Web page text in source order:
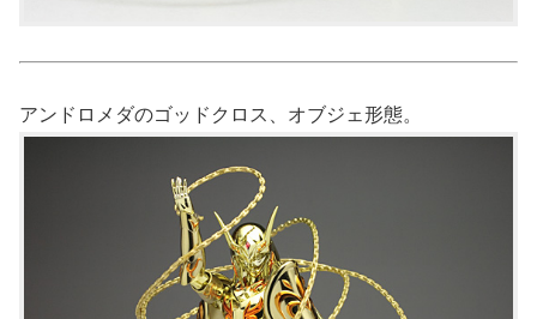
アンドロメダのゴッドクロス、オブジェ形態。